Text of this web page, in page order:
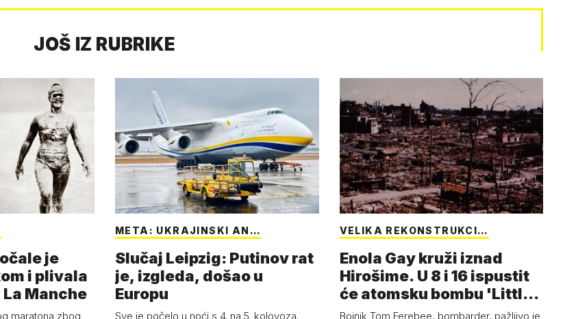
JOŠ IZ RUBRIKE
je
i plivala
Manche
maratona zbog
META: UKRAJINSKI AN…
Slučaj Leipzig: Putinov rat
je, izgleda, došao u
Europu
Sve je počelo u noći s 4. na 5. kolovoza.
VELIKA REKONSTRUKCI…
Enola Gay kruži iznad
Hirošime. U 8 i 16 ispustit
će atomsku bombu 'Little
Boy'
Bojnik Tom Ferebee, bombarder, pažljivo je